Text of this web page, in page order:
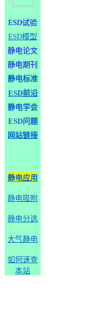
ESD试验
ESD模型
静电论文
静电期刊
静电标准
ESD前沿
静电学会
ESD问题
网站链接
静电应用
静电吸附
静电分选
大气静电
如何速查
本站